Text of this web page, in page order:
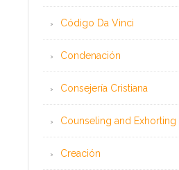
Código Da Vinci
Condenación
Consejería Cristiana
Counseling and Exhorting
Creación